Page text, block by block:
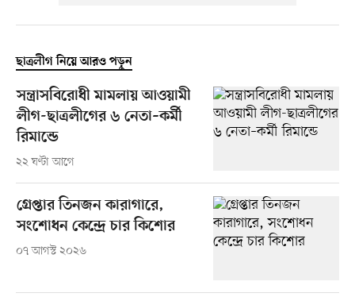
ছাত্রলীগ নিয়ে আরও পড়ুন
সন্ত্রাসবিরোধী মামলায় আওয়ামী
লীগ-ছাত্রলীগের ৬ নেতা–কর্মী
রিমান্ডে
২২ ঘণ্টা আগে
গ্রেপ্তার তিনজন কারাগারে,
সংশোধন কেন্দ্রে চার কিশোর
০৭ আগস্ট ২০২৬